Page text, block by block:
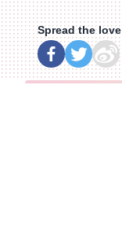
Spread the love